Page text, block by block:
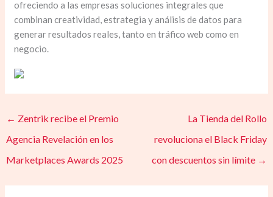
ofreciendo a las empresas soluciones integrales que
combinan creatividad, estrategia y análisis de datos para
generar resultados reales, tanto en tráfico web como en
negocio.
← Zentrik recibe el Premio
Agencia Revelación en los
Marketplaces Awards 2025
La Tienda del Rollo
revoluciona el Black Friday
con descuentos sin límite →